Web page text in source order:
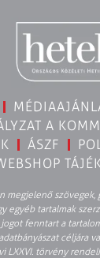
A
ÁSZF
megjelenő szövegek,
egyéb tartalmak
fenntart a
céljára
LXXVI. törvény